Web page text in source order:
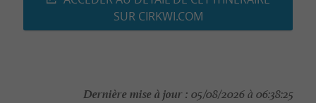
SUR CIRKWI.COM
Dernière mise à jour : 05/08/2026 à 06:38:25